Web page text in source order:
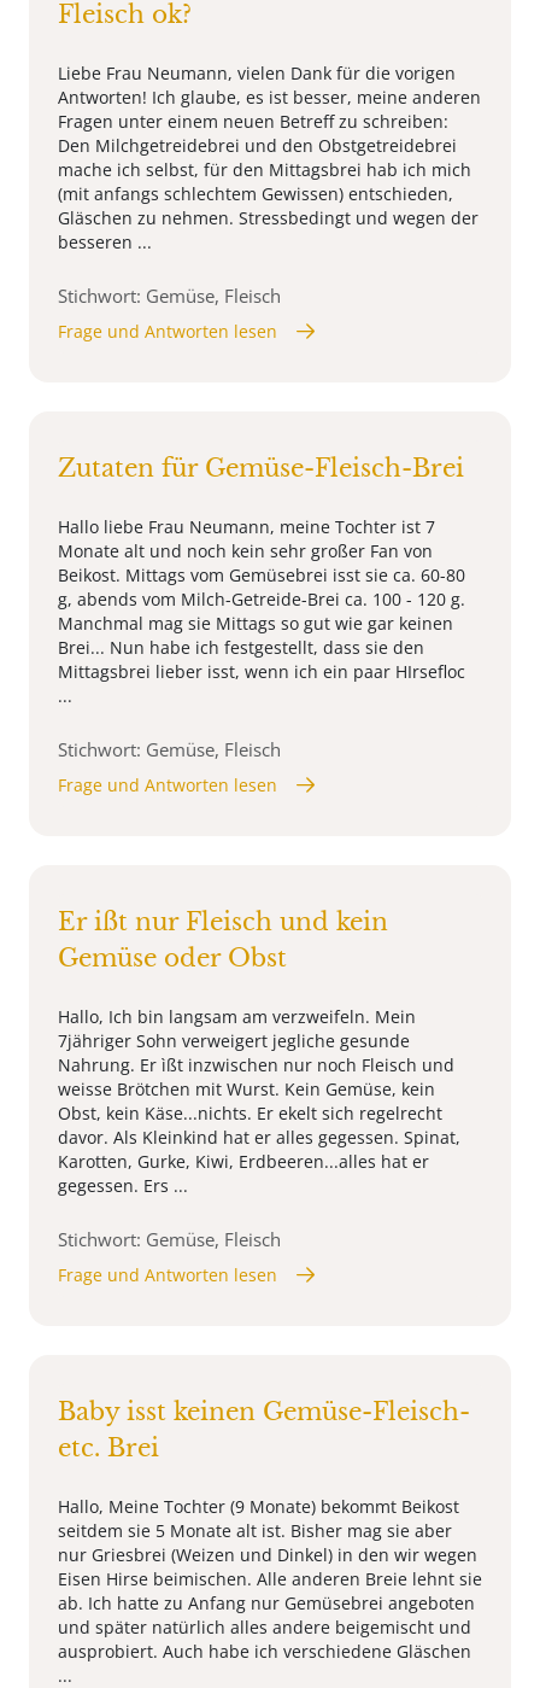
Fleisch ok?
Liebe Frau Neumann, vielen Dank für die vorigen
Antworten! Ich glaube, es ist besser, meine anderen
Fragen unter einem neuen Betreff zu schreiben:
Den Milchgetreidebrei und den Obstgetreidebrei
mache ich selbst, für den Mittagsbrei hab ich mich
(mit anfangs schlechtem Gewissen) entschieden,
Gläschen zu nehmen. Stressbedingt und wegen der
besseren ...
Stichwort: Gemüse, Fleisch
Frage und Antworten lesen
Zutaten für Gemüse-Fleisch-Brei
Hallo liebe Frau Neumann, meine Tochter ist 7
Monate alt und noch kein sehr großer Fan von
Beikost. Mittags vom Gemüsebrei isst sie ca. 60-80
g, abends vom Milch-Getreide-Brei ca. 100 - 120 g.
Manchmal mag sie Mittags so gut wie gar keinen
Brei... Nun habe ich festgestellt, dass sie den
Mittagsbrei lieber isst, wenn ich ein paar HIrsefloc
...
Stichwort: Gemüse, Fleisch
Frage und Antworten lesen
Er ißt nur Fleisch und kein
Gemüse oder Obst
Hallo, Ich bin langsam am verzweifeln. Mein
7jähriger Sohn verweigert jegliche gesunde
Nahrung. Er ìßt inzwischen nur noch Fleisch und
weisse Brötchen mit Wurst. Kein Gemüse, kein
Obst, kein Käse...nichts. Er ekelt sich regelrecht
davor. Als Kleinkind hat er alles gegessen. Spinat,
Karotten, Gurke, Kiwi, Erdbeeren...alles hat er
gegessen. Ers ...
Stichwort: Gemüse, Fleisch
Frage und Antworten lesen
Baby isst keinen Gemüse-Fleisch-
etc. Brei
Hallo, Meine Tochter (9 Monate) bekommt Beikost
seitdem sie 5 Monate alt ist. Bisher mag sie aber
nur Griesbrei (Weizen und Dinkel) in den wir wegen
Eisen Hirse beimischen. Alle anderen Breie lehnt sie
ab. Ich hatte zu Anfang nur Gemüsebrei angeboten
und später natürlich alles andere beigemischt und
ausprobiert. Auch habe ich verschiedene Gläschen
...